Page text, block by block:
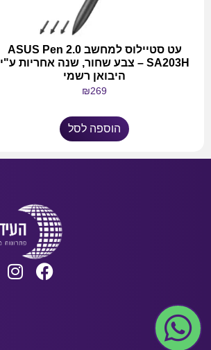
עט סטיילוס למחשב ASUS Pen 2.0
SA203H – צבע שחור, שנה אחריות ע"י
היבואן רשמי
₪269
הוספה לסל